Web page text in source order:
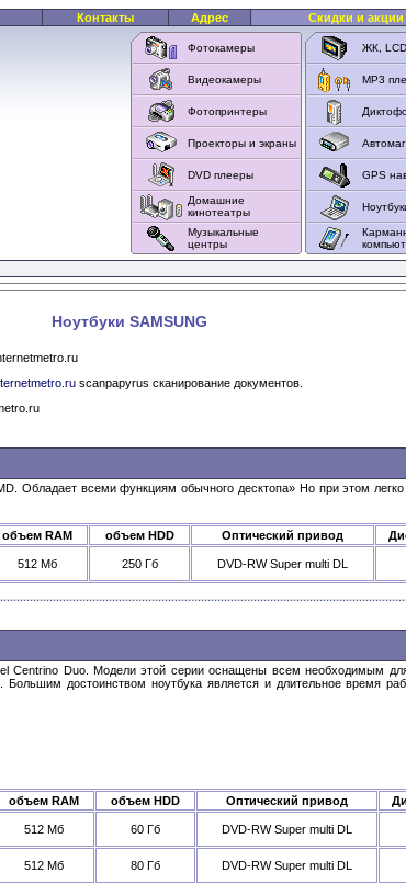
Контакты Адрес Скидки и акции
Фотокамеры
Видеокамеры
Фотопринтеры
Проекторы и экраны
DVD плееры
Домашние
кинотеатры
Музыкальные
центры
ЖК,
MP3
GPS
Ноутбуки SAMSUNG
scanpapyrus сканирование документов.
Обладает всеми функциям обычного десктопа» Но при этом
объем RAM объем HDD Оптический привод
512 Мб 250 Гб DVD-RW Super multi DL
Centrino Duo. Модели этой серии оснащены всем необходимым
достоинством ноутбука является и длительное время
объем RAM объем HDD Оптический привод
512 Мб 60 Гб DVD-RW Super multi DL
512 Мб 80 Гб DVD-RW Super multi DL